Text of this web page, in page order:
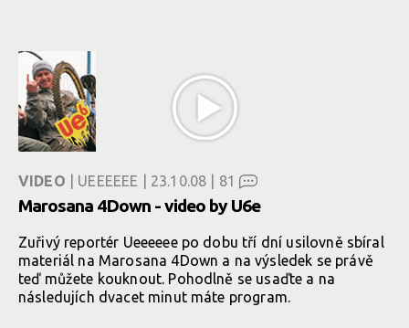
VIDEO | UEEEEEE | 23.10.08 | 81
Marosana 4Down - video by U6e
Zuřivý reportér Ueeeeee po dobu tří dní usilovně sbíral
materiál na Marosana 4Down a na výsledek se právě
teď můžete kouknout. Pohodlně se usaďte a na
následujích dvacet minut máte program.